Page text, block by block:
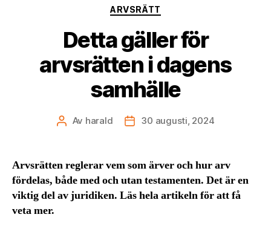
Kategorier
ARVSRÄTT
Detta gäller för
arvsrätten i dagens
samhälle
Inläggsförfattare
Av harald Inläggsdatum
30 augusti, 2024
Arvsrätten reglerar vem som ärver och hur arv
fördelas, både med och utan testamenten. Det är en
viktig del av juridiken. Läs hela artikeln för att få
veta mer.